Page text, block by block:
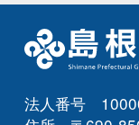
法人番号